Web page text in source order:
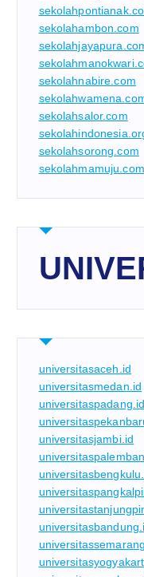
sekolahambon.com
sekolahnabire.com
sekolahsalor.com
sekolahsorong.com
sekolahmamuju.com
universitasaceh.id
universitasmedan.id
universitaspadang.id
universitasjambi.id